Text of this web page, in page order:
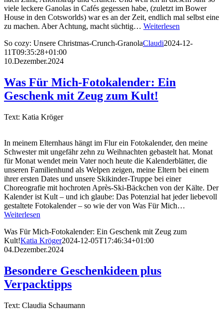
viele leckere Ganolas in Cafés gegessen habe, (zuletzt im Bower
House in den Cotsworlds) war es an der Zeit, endlich mal selbst eine
zu machen. Aber Achtung, macht süchtig… Weiterlesen
So cozy: Unsere Christmas-Crunch-GranolaClaudi2024-12-
11T09:35:28+01:00
10.Dezember.2024
Was Für Mich-Fotokalender: Ein
Geschenk mit Zeug zum Kult!
Text: Katia Kröger
In meinem Elternhaus hängt im Flur ein Fotokalender, den meine
Schwester mit ungefähr zehn zu Weihnachten gebastelt hat. Monat
für Monat wendet mein Vater noch heute die Kalenderblätter, die
unseren Familienhund als Welpen zeigen, meine Eltern bei einem
ihrer ersten Dates und unsere Skikinder-Truppe bei einer
Choreografie mit hochroten Après-Ski-Bäckchen von der Kälte. Der
Kalender ist Kult – und ich glaube: Das Potenzial hat jeder liebevoll
gestaltete Fotokalender – so wie der von Was Für Mich…
Weiterlesen
Was Für Mich-Fotokalender: Ein Geschenk mit Zeug zum
Kult!Katia Kröger2024-12-05T17:46:34+01:00
04.Dezember.2024
Besondere Geschenkideen plus
Verpacktipps
Text: Claudia Schaumann